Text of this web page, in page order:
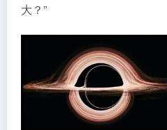
大？”